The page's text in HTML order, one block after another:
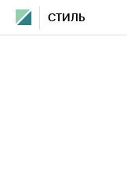
СТИЛЬ